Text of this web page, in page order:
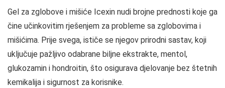
Gel za zglobove i mišiće Icexin nudi brojne prednosti koje ga
čine učinkovitim rješenjem za probleme sa zglobovima i
mišićima. Prije svega, ističe se njegov prirodni sastav, koji
uključuje pažljivo odabrane biljne ekstrakte, mentol,
glukozamin i hondroitin, što osigurava djelovanje bez štetnih
kemikalija i sigurnost za korisnike.